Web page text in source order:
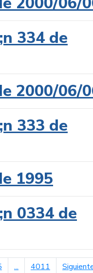
334 de
2000/06/
333 de
1995
0334 de
... 4011